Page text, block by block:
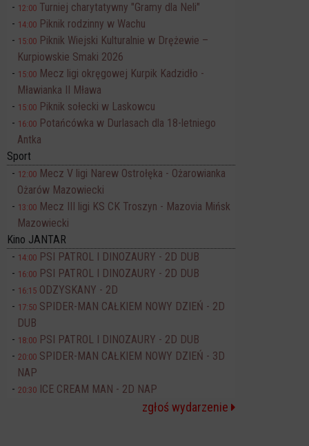
12:00 Turniej charytatywny "Gramy dla Neli"
14:00 Piknik rodzinny w Wachu
15:00 Piknik Wiejski Kulturalnie w Drężewie –
Kurpiowskie Smaki 2026
15:00 Mecz ligi okręgowej Kurpik Kadzidło -
Mławianka II Mława
15:00 Piknik sołecki w Laskowcu
16:00 Potańcówka w Durlasach dla 18-letniego
Antka
Sport
12:00 Mecz V ligi Narew Ostrołęka - Ożarowianka
Ożarów Mazowiecki
13:00 Mecz III ligi KS CK Troszyn - Mazovia Mińsk
Mazowiecki
Kino JANTAR
14:00 PSI PATROL I DINOZAURY - 2D DUB
16:00 PSI PATROL I DINOZAURY - 2D DUB
16:15 ODZYSKANY - 2D
17:50 SPIDER-MAN CAŁKIEM NOWY DZIEŃ - 2D
DUB
18:00 PSI PATROL I DINOZAURY - 2D DUB
20:00 SPIDER-MAN CAŁKIEM NOWY DZIEŃ - 3D
NAP
20:30 ICE CREAM MAN - 2D NAP
zgłoś wydarzenie